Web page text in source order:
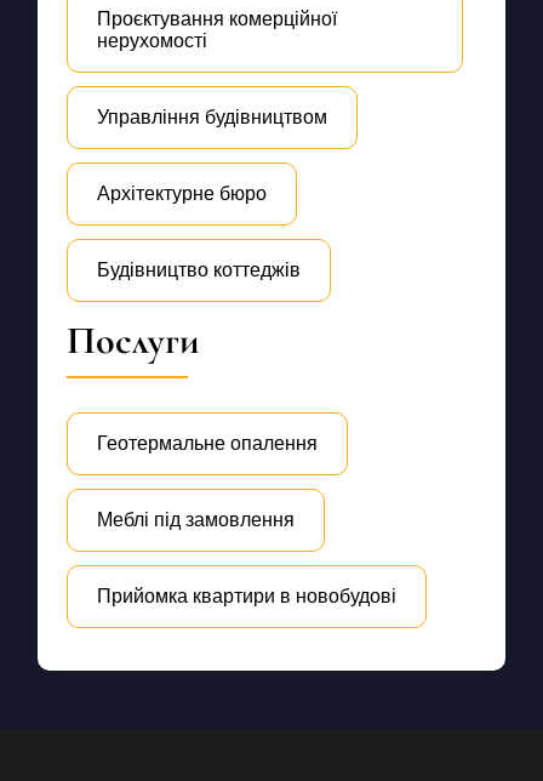
Проєктування комерційної
нерухомості
Управління будівництвом
Архітектурне бюро
Будівництво коттеджів
Послуги
Геотермальне опалення
Меблі під замовлення
Прийомка квартири в новобудові